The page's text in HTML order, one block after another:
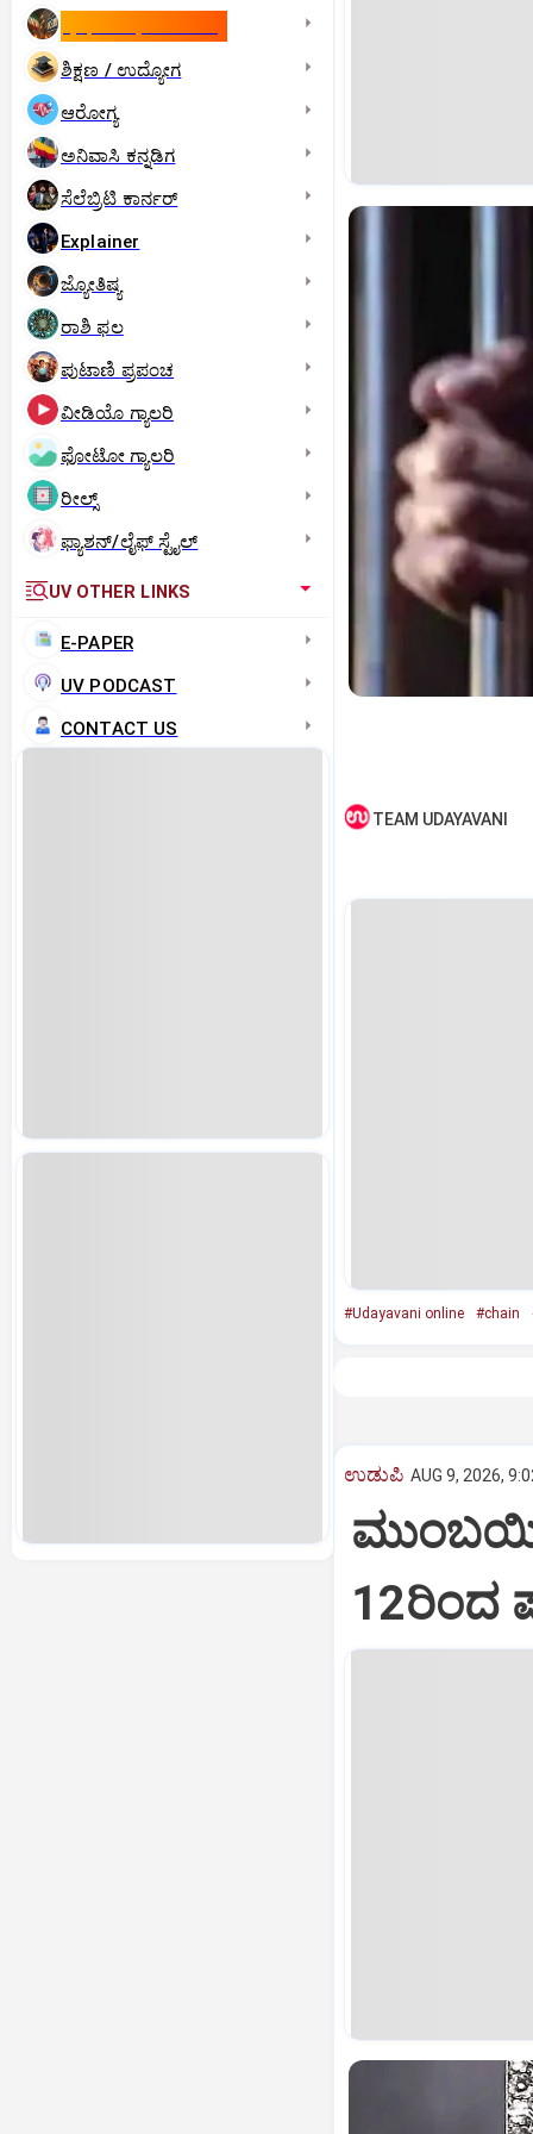
ಶಿಕ್ಷಣ / ಉದ್ಯೋಗ
ಆರೋಗ್ಯ
ಅನಿವಾಸಿ ಕನ್ನಡಿಗ
ಸೆಲೆಬ್ರಿಟಿ ಕಾರ್ನರ್‌
Explainer
ಜ್ಯೋತಿಷ್ಯ
ರಾಶಿ ಫಲ
ಪುಟಾಣಿ ಪ್ರಪಂಚ
ವೀಡಿಯೊ ಗ್ಯಾಲರಿ
ಫೋಟೋ ಗ್ಯಾಲರಿ
ರೀಲ್ಸ್
ಫ್ಯಾಶನ್/ಲೈಫ್‌ ಸ್ಟೈಲ್
UV OTHER LINKS
E-PAPER
UV PODCAST
CONTACT US
TEAM UDAYAVANI
#Udayavani online #chain
ಉಡುಪಿ AUG 9, 2026,
ಮುಂಬಯಿ
12ರಿಂದ